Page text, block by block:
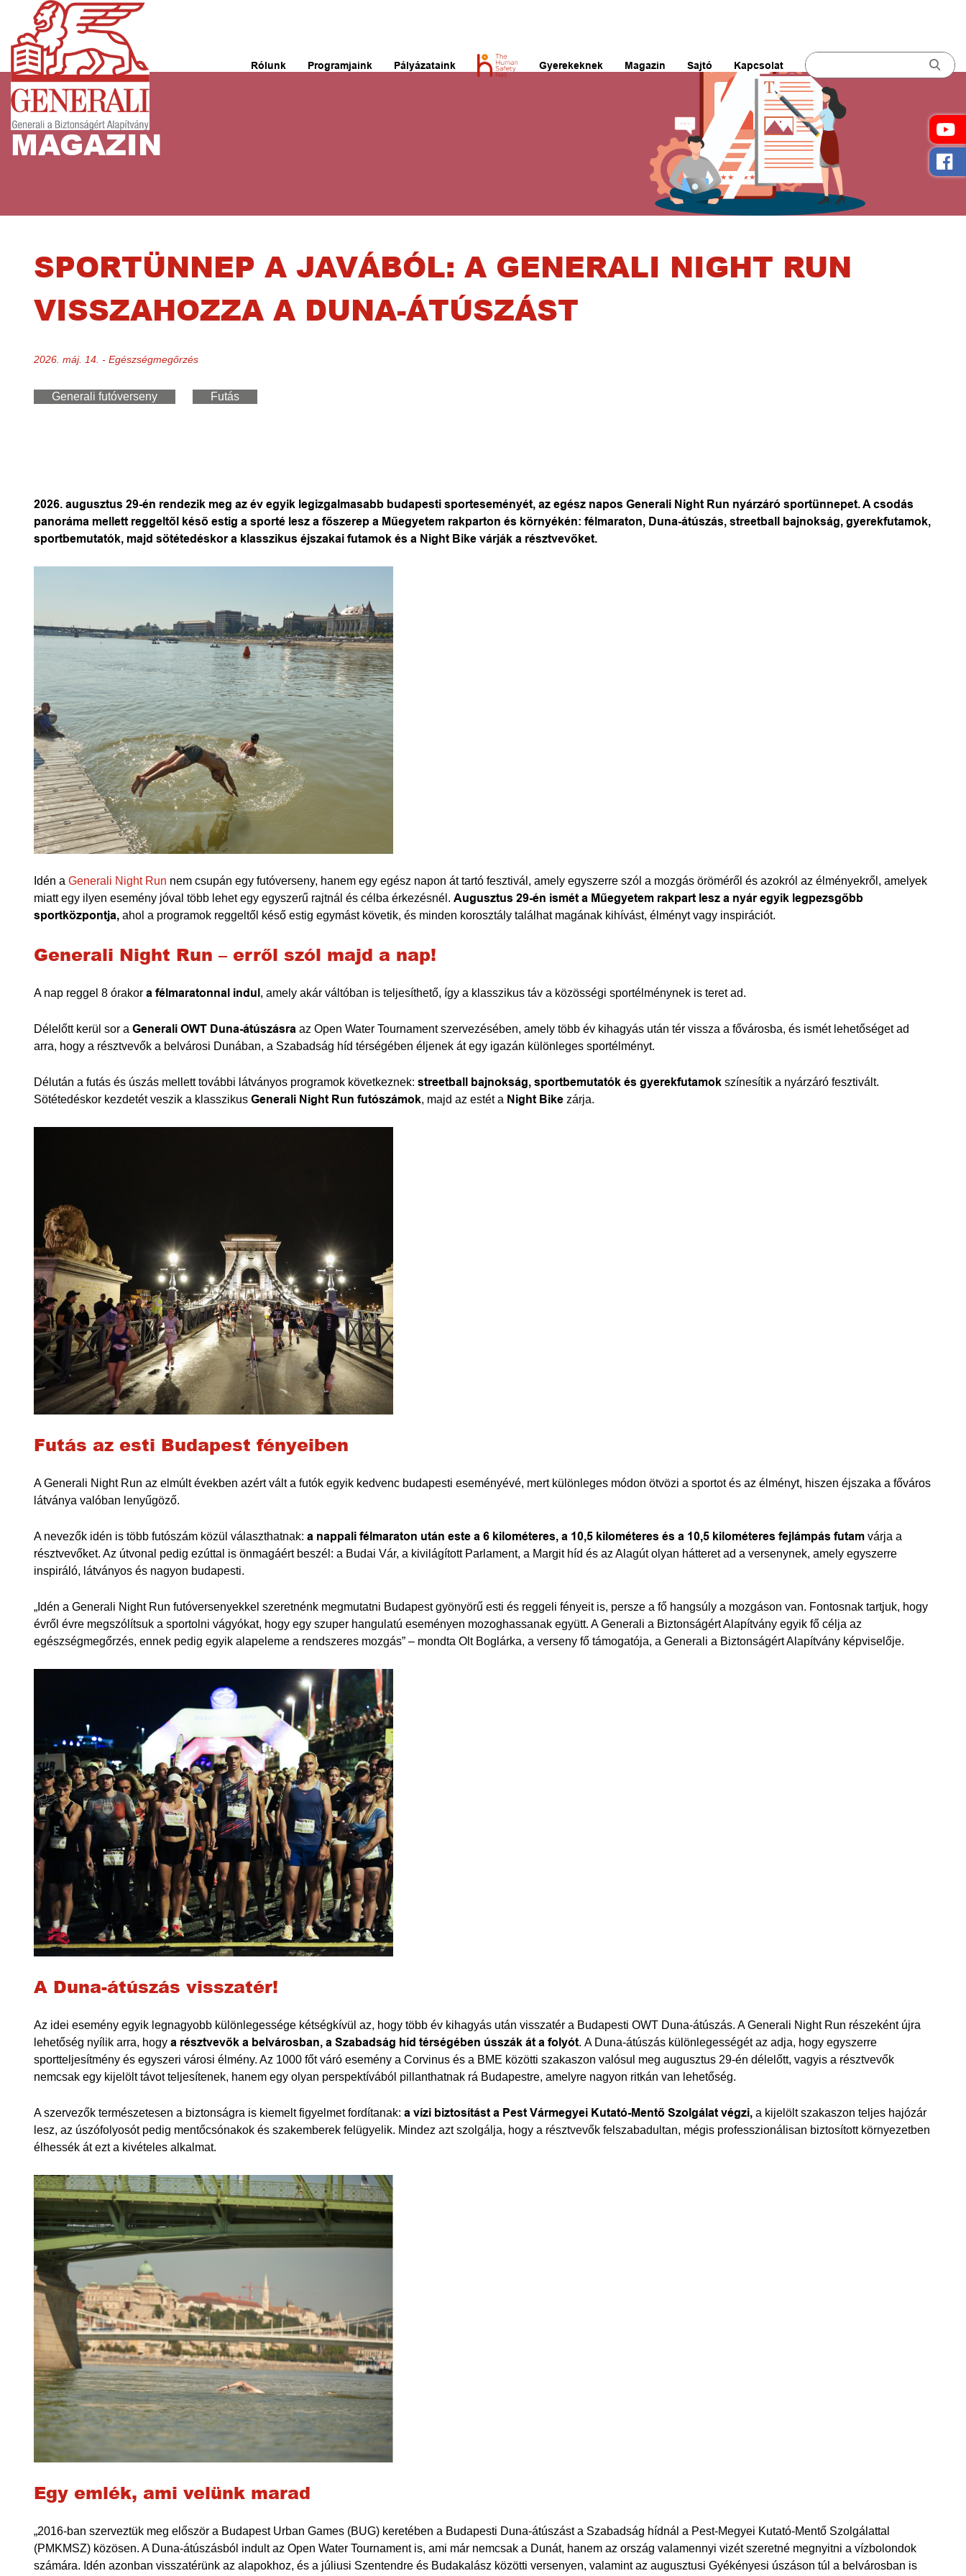
Rólunk Programjaink Pályázataink Gyerekeknek Magazin Sajtó Kapcsolat
MAGAZIN
SPORTÜNNEP A JAVÁBÓL: A GENERALI NIGHT RUN
VISSZAHOZZA A DUNA-ÁTÚSZÁST
2026. máj. 14. - Egészségmegőrzés
Generali futóverseny Futás
2026. augusztus 29-én rendezik meg az év egyik legizgalmasabb budapesti sporteseményét, az egész napos Generali Night Run nyárzáró sportünnepet. A csodás
panoráma mellett reggeltől késő estig a sporté lesz a főszerep a Műegyetem rakparton és környékén: félmaraton, Duna-átúszás, streetball bajnokság, gyerekfutamok,
sportbemutatók, majd sötétedéskor a klasszikus éjszakai futamok és a Night Bike várják a résztvevőket.
Idén a Generali Night Run nem csupán egy futóverseny, hanem egy egész napon át tartó fesztivál, amely egyszerre szól a mozgás öröméről és azokról az élményekről, amelyek
miatt egy ilyen esemény jóval több lehet egy egyszerű rajtnál és célba érkezésnél. Augusztus 29-én ismét a Műegyetem rakpart lesz a nyár egyik legpezsgőbb
sportközpontja, ahol a programok reggeltől késő estig egymást követik, és minden korosztály találhat magának kihívást, élményt vagy inspirációt.
Generali Night Run – erről szól majd a nap!
A nap reggel 8 órakor a félmaratonnal indul , amely akár váltóban is teljesíthető, így a klasszikus táv a közösségi sportélménynek is teret ad.
Délelőtt kerül sor a Generali OWT Duna-átúszásra az Open Water Tournament szervezésében, amely több év kihagyás után tér vissza a fővárosba, és ismét lehetőséget ad
arra, hogy a résztvevők a belvárosi Dunában, a Szabadság híd térségében éljenek át egy igazán különleges sportélményt.
Délután a futás és úszás mellett további látványos programok következnek: streetball bajnokság, sportbemutatók és gyerekfutamok színesítik a nyárzáró fesztivált.
Sötétedéskor kezdetét veszik a klasszikus Generali Night Run futószámok, majd az estét a Night Bike zárja.
Futás az esti Budapest fényeiben
A Generali Night Run az elmúlt években azért vált a futók egyik kedvenc budapesti eseményévé, mert különleges módon ötvözi a sportot és az élményt, hiszen éjszaka a főváros
látványa valóban lenyűgöző.
A nevezők idén is több futószám közül választhatnak: a nappali félmaraton után este a 6 kilométeres, a 10,5 kilométeres és a 10,5 kilométeres fejlámpás futam várja a
résztvevőket. Az útvonal pedig ezúttal is önmagáért beszél: a Budai Vár, a kivilágított Parlament, a Margit híd és az Alagút olyan hátteret ad a versenynek, amely egyszerre
inspiráló, látványos és nagyon budapesti.
„Idén a Generali Night Run futóversenyekkel szeretnénk megmutatni Budapest gyönyörű esti és reggeli fényeit is, persze a fő hangsúly a mozgáson van. Fontosnak tartjuk, hogy
évről évre megszólítsuk a sportolni vágyókat, hogy egy szuper hangulatú eseményen mozoghassanak együtt. A Generali a Biztonságért Alapítvány egyik fő célja az
egészségmegőrzés, ennek pedig egyik alapeleme a rendszeres mozgás” – mondta Olt Boglárka, a verseny fő támogatója, a Generali a Biztonságért Alapítvány képviselője.
A Duna-átúszás visszatér!
Az idei esemény egyik legnagyobb különlegessége kétségkívül az, hogy több év kihagyás után visszatér a Budapesti OWT Duna-átúszás. A Generali Night Run részeként újra
lehetőség nyílik arra, hogy a résztvevők a belvárosban, a Szabadság híd térségében ússzák át a folyót. A Duna-átúszás különlegességét az adja, hogy egyszerre
sportteljesítmény és egyszeri városi élmény. Az 1000 főt váró esemény a Corvinus és a BME közötti szakaszon valósul meg augusztus 29-én délelőtt, vagyis a résztvevők
nemcsak egy kijelölt távot teljesítenek, hanem egy olyan perspektívából pillanthatnak rá Budapestre, amelyre nagyon ritkán van lehetőség.
A szervezők természetesen a biztonságra is kiemelt figyelmet fordítanak: a vízi biztosítást a Pest Vármegyei Kutató-Mentő Szolgálat végzi, a kijelölt szakaszon teljes hajózár
lesz, az úszófolyosót pedig mentőcsónakok és szakemberek felügyelik. Mindez azt szolgálja, hogy a résztvevők felszabadultan, mégis professzionálisan biztosított környezetben
élhessék át ezt a kivételes alkalmat.
Egy emlék, ami velünk marad
„2016-ban szerveztük meg először a Budapest Urban Games (BUG) keretében a Budapesti Duna-átúszást a Szabadság hídnál a Pest-Megyei Kutató-Mentő Szolgálattal
(PMKMSZ) közösen. A Duna-átúszásból indult az Open Water Tournament is, ami már nemcsak a Dunát, hanem az ország valamennyi vizét szeretné megnyitni a vízbolondok
számára. Idén azonban visszatérünk az alapokhoz, és a júliusi Szentendre és Budakalász közötti versenyen, valamint az augusztusi Gyékényesi úszáson túl a belvárosban is